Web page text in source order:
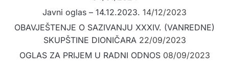
Javni oglas – 14.12.2023. 14/12/2023
OBAVJEŠTENJE O SAZIVANJU XXXIV. (VANREDNE)
SKUPŠTINE DIONIČARA 22/09/2023
OGLAS ZA PRIJEM U RADNI ODNOS 08/09/2023